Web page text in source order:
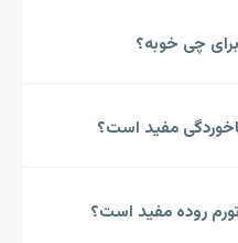
چی خوبه؟
مفید است؟
روده مفید است؟